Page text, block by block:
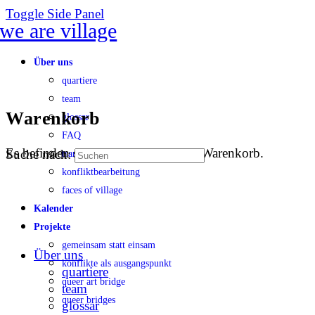
Toggle Side Panel
Über uns
quartiere
team
glossar
FAQ
transparenz
konfliktbearbeitung
faces of village
Kalender
Projekte
gemeinsam statt einsam
konflikte als ausgangspunkt
queer art bridge
queer bridges
Warenkorb
Es befinden sich keine Produkte im Warenkorb.
Suche nach:
Über uns
quartiere
team
glossar